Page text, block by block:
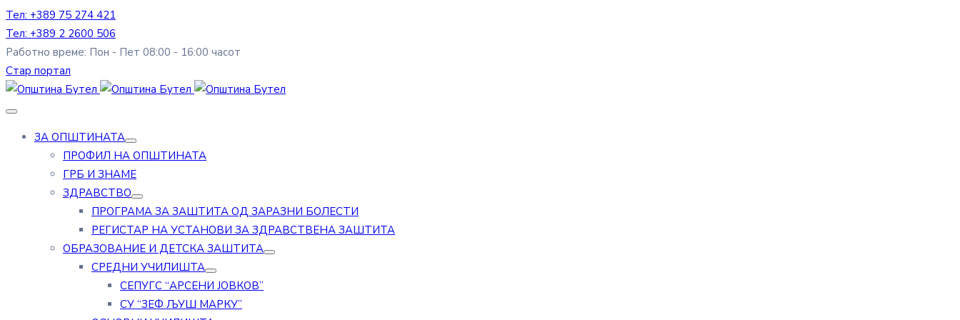
Тел: +389 75 274 421
Тел: +389 2 2600 506
Работно време: Пон - Пет 08:00 - 16:00 часот
Стар портал
ЗА ОПШТИНАТА
ПРОФИЛ НА ОПШТИНАТА
ГРБ И ЗНАМЕ
ЗДРАВСТВО
ПРОГРАМА ЗА ЗАШТИТА ОД ЗАРАЗНИ БОЛЕСТИ
РЕГИСТАР НА УСТАНОВИ ЗА ЗДРАВСТВЕНА ЗАШТИТА
ОБРАЗОВАНИЕ И ДЕТСКА ЗАШТИТА
СРЕДНИ УЧИЛИШТА
СЕПУГС “АРСЕНИ ЈОВКОВ”
СУ “ЗЕФ ЉУШ МАРКУ”